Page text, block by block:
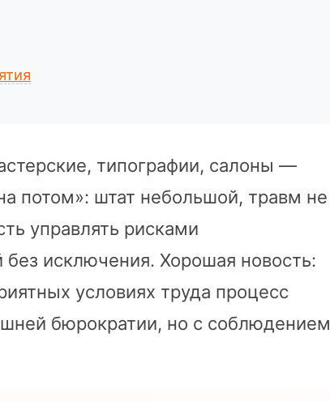
типографии, салоны —
потом»: штат небольшой, травм не
управлять рисками
без исключения. Хорошая новость:
условиях труда процесс
бюрократии, но с соблюдением